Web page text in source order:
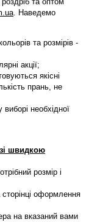
. Наведемо
та розмірів -
акції;
якісні
прань, не
необхідної
швидкою
розмір і
сторінці оформлення
на вказаний вами